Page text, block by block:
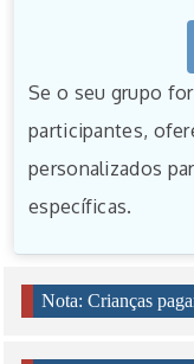
Se o seu grupo
participantes,
personalizados
específicas.
Nota: Crianças